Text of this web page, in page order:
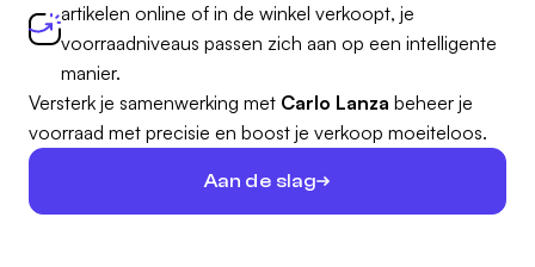
artikelen online of in de winkel verkoopt, je
voorraadniveaus passen zich aan op een intelligente
manier.
Versterk je samenwerking met Carlo Lanza beheer je
voorraad met precisie en boost je verkoop moeiteloos.
Aan de slag